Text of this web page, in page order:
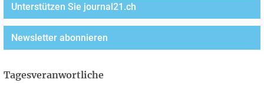
Unterstützen Sie journal21.ch
Newsletter abonnieren
Tagesveranwortliche